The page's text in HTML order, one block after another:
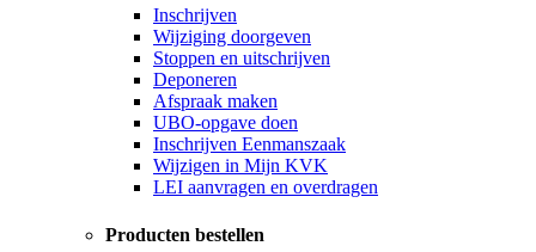
Inschrijven
Wijziging doorgeven
Stoppen en uitschrijven
Deponeren
Afspraak maken
UBO-opgave doen
Inschrijven Eenmanszaak
Wijzigen in Mijn KVK
LEI aanvragen en overdragen
Producten bestellen